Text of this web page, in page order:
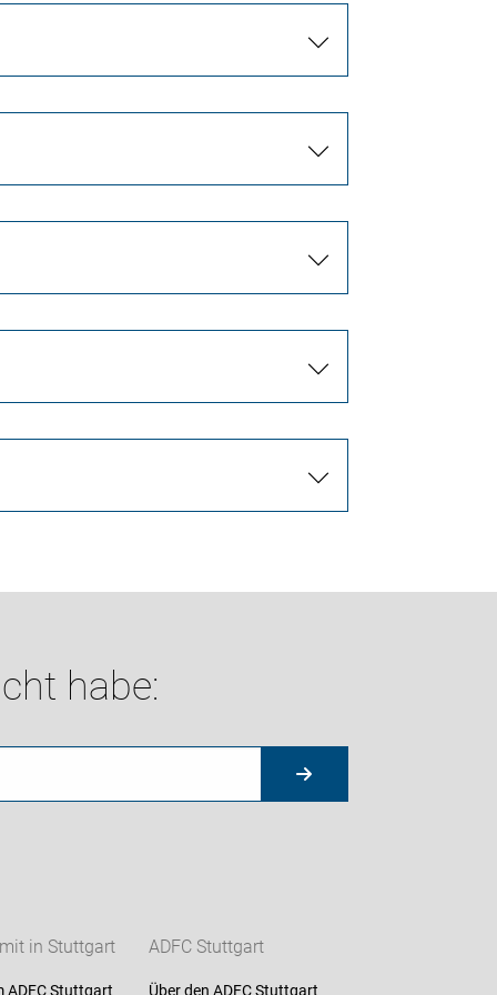
habe:
in Stuttgart
ADFC Stuttgart
ADFC Stuttgart
Über den ADFC Stuttgart